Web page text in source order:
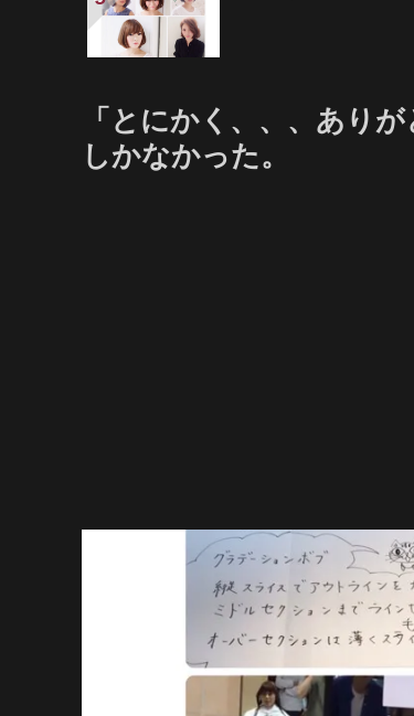
「とにかく、、、あり
しかなかった。